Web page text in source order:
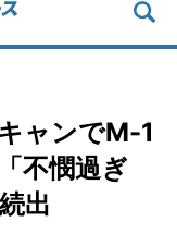
ャンでM-1
不憫過ぎ
出